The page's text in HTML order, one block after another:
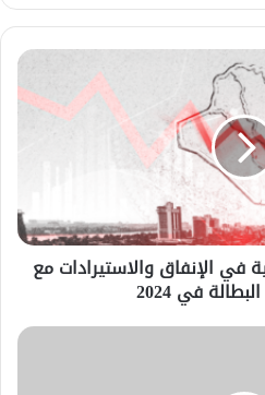
في الإنفاق والاستيرادات مع
في 2024